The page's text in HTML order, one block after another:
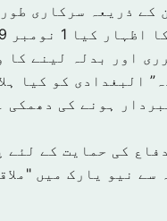
کے ذریعہ سرکاری
اظہار کیا 1 نومبر 2019
اور بدلہ لینے کا
البغدادی کو کیا
ہونے کی
کی حمایت کے
نیو یارک میں